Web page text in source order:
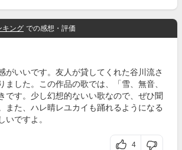
キング での感想・評価
がいいです。友人が貸してくれた谷川流さ
ました。この作品の歌では、「雪、無音、
です。少し幻想的ないい歌なので、ぜひ聞
また、ハレ晴レユカイも踊れるようになる
いですよ。
4